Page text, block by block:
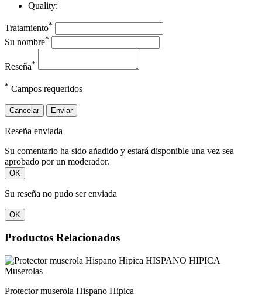
Quality:
Tratamiento*
Su nombre*
Reseña*
* Campos requeridos
Cancelar Enviar
Reseña enviada
Su comentario ha sido añadido y estará disponible una vez sea
aprobado por un moderador.
OK
Su reseña no pudo ser enviada
OK
Productos Relacionados
Muserolas
Protector muserola Hispano Hipica